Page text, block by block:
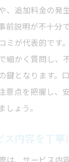
、追加料金の発
前説明が不十分
ミが代表的です
細かく質問し、
鍵となります。
意点を把握し、
しょう。
ス内容を丁寧
は、サービス内